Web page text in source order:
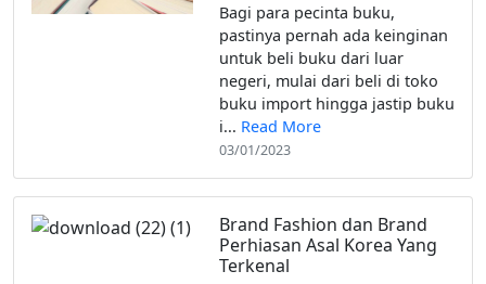
‌Bagi para pecinta buku,
pastinya pernah ada keinginan
untuk beli buku dari luar
negeri, mulai dari beli di toko
buku import hingga jastip buku
i... Read More
03/01/2023
Brand Fashion dan Brand
Perhiasan Asal Korea Yang
Terkenal